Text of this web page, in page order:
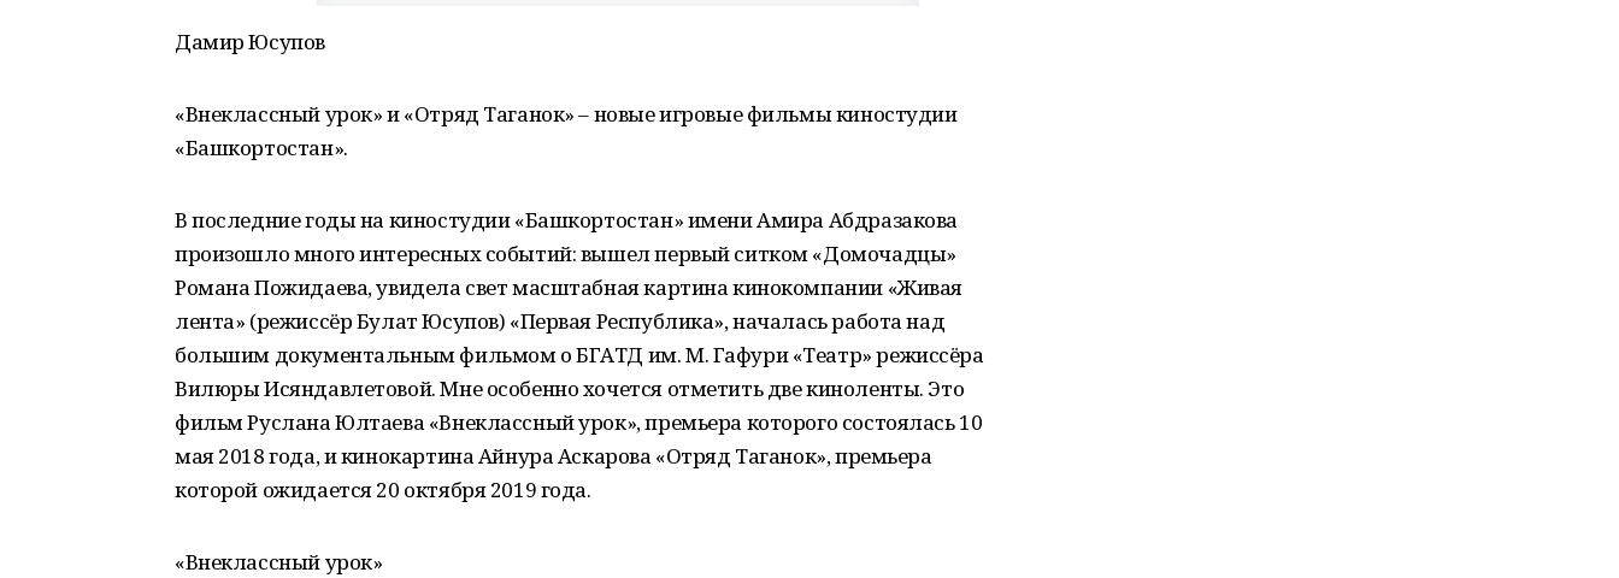
Дамир Юсупов
«Внеклассный урок» и «Отряд Таганок» – новые игровые фильмы киностудии
«Башкортостан».
В последние годы на киностудии «Башкортостан» имени Амира Абдразакова
произошло много интересных событий: вышел первый ситком «Домочадцы»
Романа Пожидаева, увидела свет масштабная картина кинокомпании «Живая
лента» (режиссёр Булат Юсупов) «Первая Республика», началась работа над
большим документальным фильмом о БГАТД им. М. Гафури «Театр» режиссёра
Вилюры Исяндавлетовой. Мне особенно хочется отметить две киноленты. Это
фильм Руслана Юлтаева «Внеклассный урок», премьера которого состоялась 10
мая 2018 года, и кинокартина Айнура Аскарова «Отряд Таганок», премьера
которой ожидается 20 октября 2019 года.
«Внеклассный урок»